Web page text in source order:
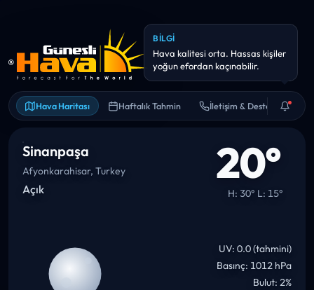
Hava Haritası Haftalık Tahmin İletişim & Destek
Sinanpaşa
Afyonkarahisar, Turkey
Açık 20°
H: 30° L: 15°
UV: 0.0 (tahmini)
Basınç: 1012 hPa
Bulut: 2%